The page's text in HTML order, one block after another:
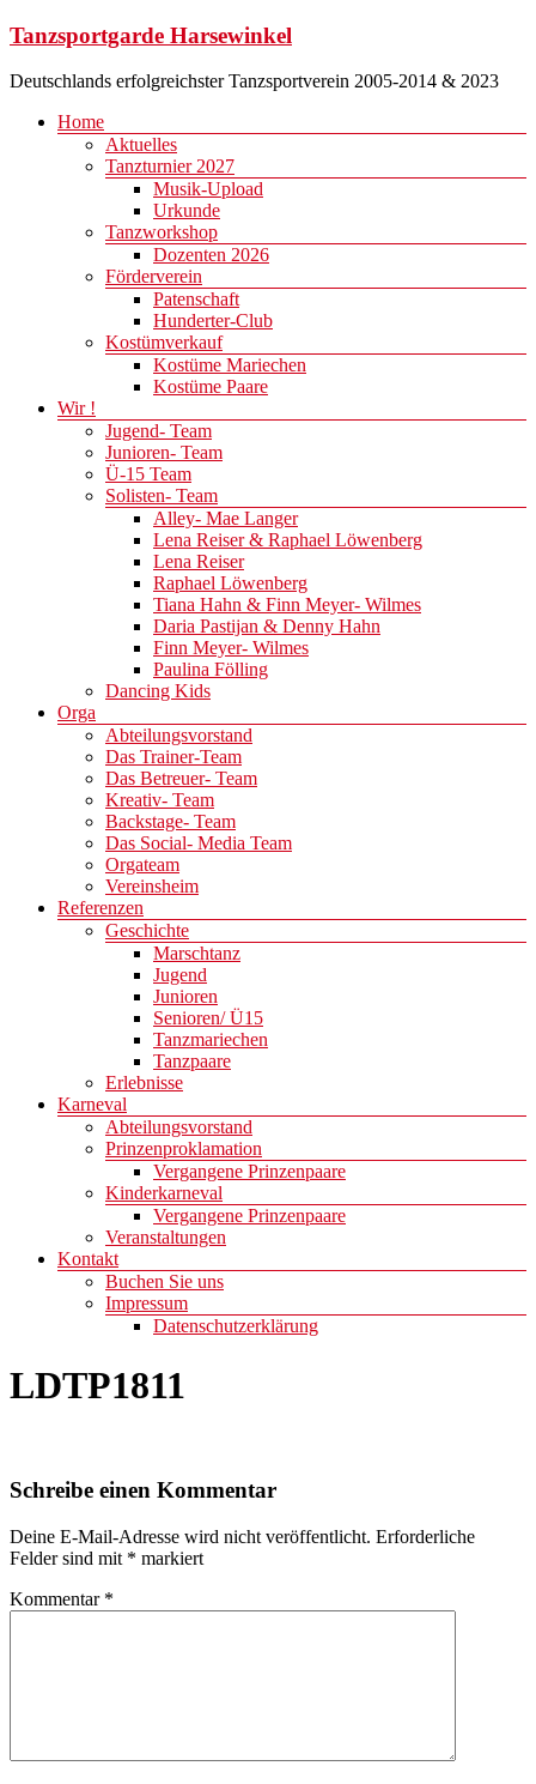
Zum
springen
Tanzsportgarde Harsewinkel
Deutschlands erfolgreichster Tanzsportverein 2005-2014 & 2023
Menü
Home
Aktuelles
Tanzturnier 2027
Musik-Upload
Urkunde
Tanzworkshop
Dozenten 2026
Förderverein
Patenschaft
Hunderter-Club
Kostümverkauf
Kostüme Mariechen
Kostüme Paare
Wir !
Jugend- Team
Junioren- Team
Ü-15 Team
Solisten- Team
Alley- Mae Langer
Lena Reiser & Raphael Löwenberg
Lena Reiser
Raphael Löwenberg
Tiana Hahn & Finn Meyer- Wilmes
Daria Pastijan & Denny Hahn
Finn Meyer- Wilmes
Paulina Fölling
Dancing Kids
Orga
Abteilungsvorstand
Das Trainer-Team
Das Betreuer- Team
Kreativ- Team
Backstage- Team
Das Social- Media Team
Orgateam
Vereinsheim
Referenzen
Geschichte
Marschtanz
Jugend
Junioren
Senioren/ Ü15
Tanzmariechen
Tanzpaare
Erlebnisse
Karneval
Abteilungsvorstand
Prinzenproklamation
Vergangene Prinzenpaare
Kinderkarneval
Vergangene Prinzenpaare
Veranstaltungen
Kontakt
Buchen Sie uns
Impressum
Datenschutzerklärung
LDTP1811
Schreibe einen Kommentar
Deine E-Mail-Adresse wird nicht veröffentlicht. Erforderliche
Felder sind mit * markiert
Kommentar *